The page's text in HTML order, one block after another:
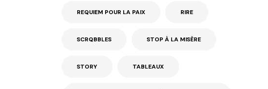
REQUIEM POUR LA PAIX RIRE
SCRQBBLES STOP À LA MISÈRE
STORY TABLEAUX